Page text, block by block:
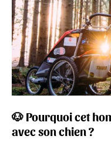
🐶 Pourquoi cet
avec son chien ?